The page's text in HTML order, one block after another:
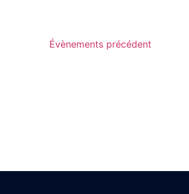
Évènements précédent